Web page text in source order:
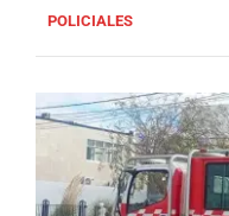
POLICIALES